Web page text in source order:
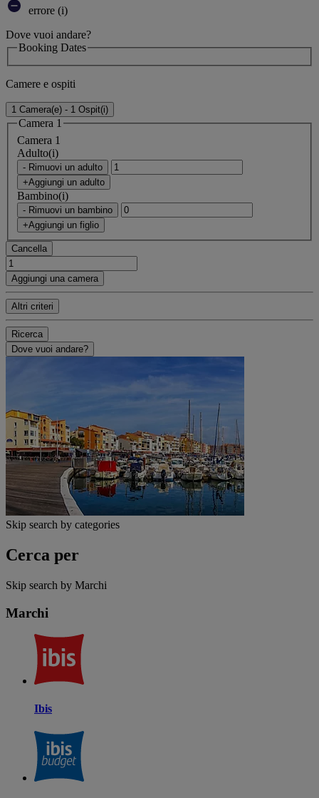
errore (i)
Dove vuoi andare?
Booking Dates
Camere e ospiti
1 Camera(e) - 1 Ospit(i)
Camera 1
Camera 1
Adulto(i)
- Rimuovi un adulto
+Aggiungi un adulto
Bambino(i)
- Rimuovi un bambino
+Aggiungi un figlio
Cancella
Aggiungi una camera
Altri criteri
Ricerca
Dove vuoi andare?
Skip search by categories
Cerca per
Skip search by Marchi
Marchi
Ibis